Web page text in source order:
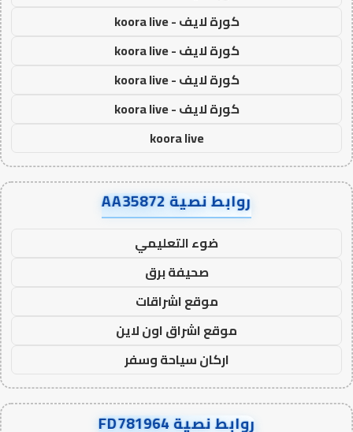
كورة لايف - koora live
كورة لايف - koora live
كورة لايف - koora live
كورة لايف - koora live
koora live
روابط نصية AA35872
ضوء التعليمي
صحيفة برق
موقع اشراقات
موقع اشراق اون لاين
اركان سياحة وسفر
روابط نصية FD781964